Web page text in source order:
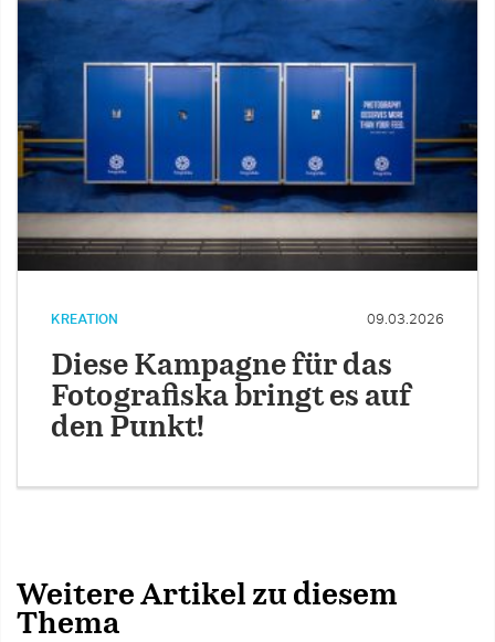
KREATION 09.03.2026
Diese Kampagne für das
Fotografiska bringt es auf
den Punkt!
Weitere Artikel zu diesem
Thema